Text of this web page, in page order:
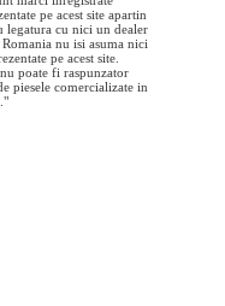
pe acest site apartin
legatura cu nici un dealer
nu isi asuma nici
pe acest site.
poate fi raspunzator
piesele comercializate in